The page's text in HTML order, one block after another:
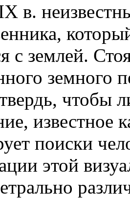
в.
с землей.
земного
чтобы
известное
поиски
этой